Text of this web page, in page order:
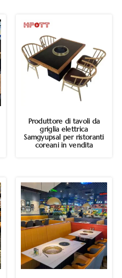
Produttore di tavoli da
griglia elettrica
Samgyupsal per ristoranti
coreani in vendita